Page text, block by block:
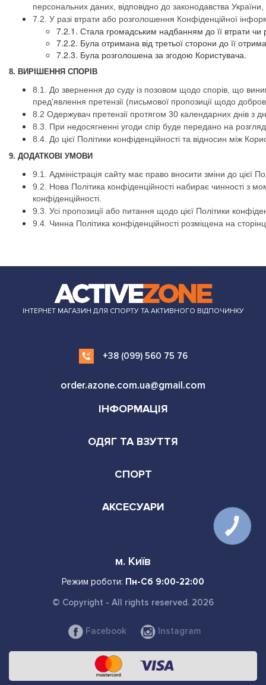
персональних даних, відповідно до законодавства
7.2. У разі втрати або розголошення Конфіденційної
7.2.1. Стала громадським надбанням до її втрати чи
7.2.2. Була отримана від третьої сторони до її
7.2.3. Була розголошена за згодою Користувача.
8. ВИРІШЕННЯ СПОРІВ
8.1. До звернення до суду із позовом щодо спорів, що
пред'явлення претензії (письмової пропозиції щодо
8.2 Одержувач претензії протягом 30 календарних днів з
8.3. При недосягненні угоди спір буде передано на
8.4. До цієї Політики конфіденційності та відносин між
9. ДОДАТКОВІ УМОВИ
9.1. Адміністрація сайту має право вносити зміни до цієї
9.2. Нова Політика конфіденційності набирає чинності з
конфіденційності.
9.3. Усі пропозиції або питання щодо цієї Політики
9.4. Чинна Політика конфіденційності розміщена на
ІНТЕРНЕТ МАГАЗИН ДЛЯ СПОРТУ ТА АКТИВНОГО ВІДПОЧИНКУ
+38 (099) 560 75 76
order.azone.com.ua@gmail.com
ІНФОРМАЦІЯ
ОДЯГ ТА ВЗУТТЯ
СПОРТ
АКСЕСУАРИ
м. Київ
Режим роботи: Пн-Сб 9:00-22:00
© Copyright - All rights reserved. 2026
Facebook Instagram
КНОПКА
СВЯЗИ